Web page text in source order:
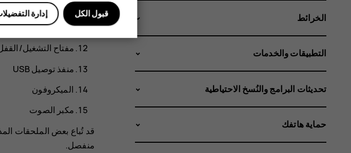
سماعة الأذن
مفتاحا مستوى
مفتاح التشغيل/
منفذ توصيل USB
الميكروفون
مكبر الصوت
قد تُباع بعض الملحقات
منفصل.
الخرائط
التطبيقات والخدمات
تحديثات البرامج والنُسخ الاحتياطية
حماية هاتفك
إدارة قبول الكل